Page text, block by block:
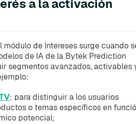
a la activación
módulo de Intereses surge cuando
de IA de la Bytek Prediction
segmentos avanzados, activables
: para distinguir a los usuarios
o temas específicos en
potencial;